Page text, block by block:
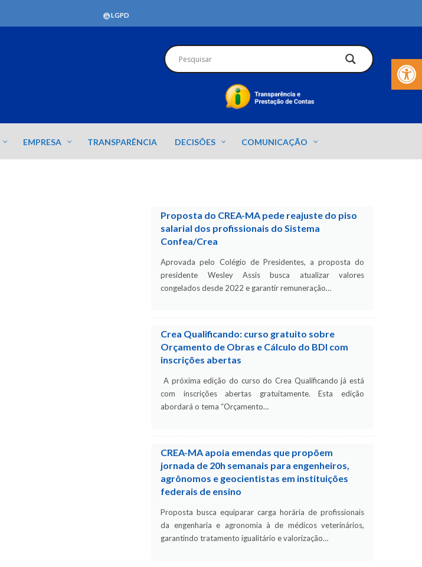
Barra de
LGPD
EMPRESA TRANSPARÊNCIA DECISÕES COMUNICAÇÃO
Proposta do CREA-MA pede reajuste do piso
salarial dos profissionais do Sistema
Confea/Crea
Aprovada pelo Colégio de Presidentes, a proposta do
presidente Wesley Assis busca atualizar valores
congelados desde 2022 e garantir remuneração…
Crea Qualificando: curso gratuito sobre
Orçamento de Obras e Cálculo do BDI com
inscrições abertas
A próxima edição do curso do Crea Qualificando já está
com inscrições abertas gratuitamente. Esta edição
abordará o tema “Orçamento…
CREA-MA apoia emendas que propõem
jornada de 20h semanais para engenheiros,
agrônomos e geocientistas em instituições
federais de ensino
Proposta busca equiparar carga horária de profissionais
da engenharia e agronomia à de médicos veterinários,
garantindo tratamento igualitário e valorização…